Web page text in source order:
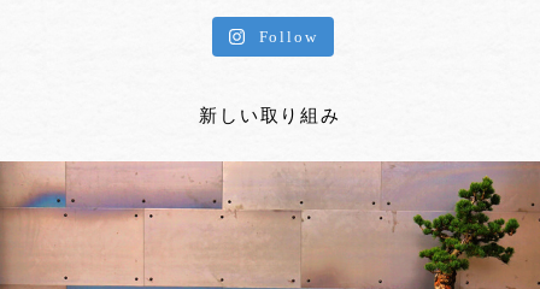
Follow
新しい取り組み